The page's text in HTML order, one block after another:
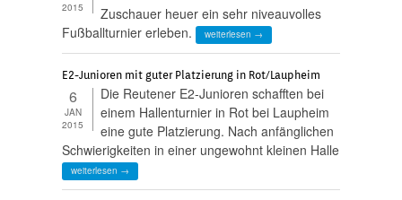
2015
Zuschauer heuer ein sehr niveauvolles
Fußballturnier erleben.
weiterlesen →
E2-Junioren mit guter Platzierung in Rot/Laupheim
6
JAN
2015
Die Reutener E2-Junioren schafften bei
einem Hallenturnier in Rot bei Laupheim
eine gute Platzierung. Nach anfänglichen
Schwierigkeiten in einer ungewohnt kleinen Halle
weiterlesen →